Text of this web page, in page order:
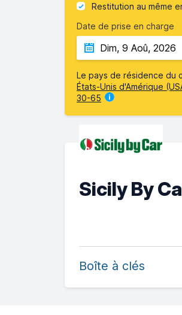
Restitution au même
Date de prise en charge
Le pays de résidence du
États-Unis d'Amérique
30-65
Sicily By
Boîte à clés